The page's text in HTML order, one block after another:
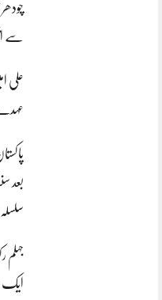
سے
علی
بعد
جہلم
ایک